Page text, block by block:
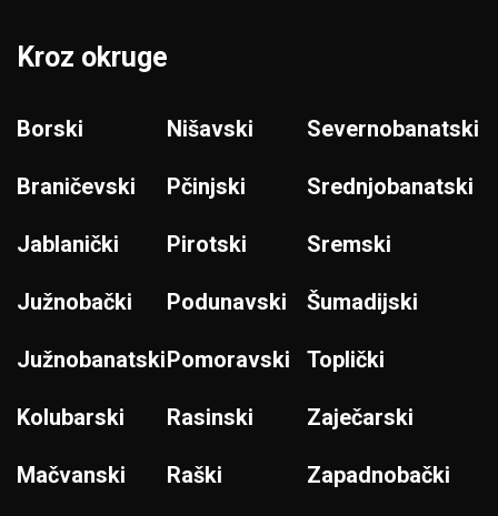
Kroz okruge
Borski
Braničevski
Jablanički
Južnobački
Južnobanatski
Kolubarski
Mačvanski
Nišavski
Pčinjski
Pirotski
Podunavski
Pomoravski
Rasinski
Raški
Severnobanatski
Srednjobanatski
Sremski
Šumadijski
Toplički
Zaječarski
Zapadnobački